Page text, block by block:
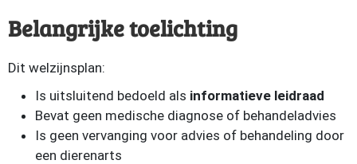
Belangrijke toelichting
Dit welzijnsplan:
Is uitsluitend bedoeld als informatieve leidraad
Bevat geen medische diagnose of behandeladvies
Is geen vervanging voor advies of behandeling door
een dierenarts